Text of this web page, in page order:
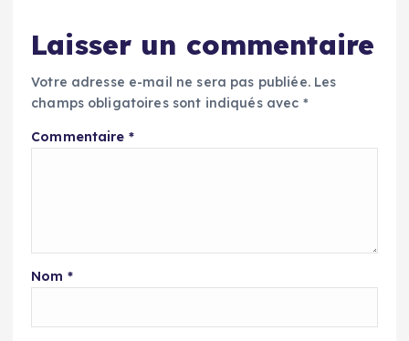
Laisser un commentaire
Votre adresse e-mail ne sera pas publiée. Les
champs obligatoires sont indiqués avec *
Commentaire *
Nom *